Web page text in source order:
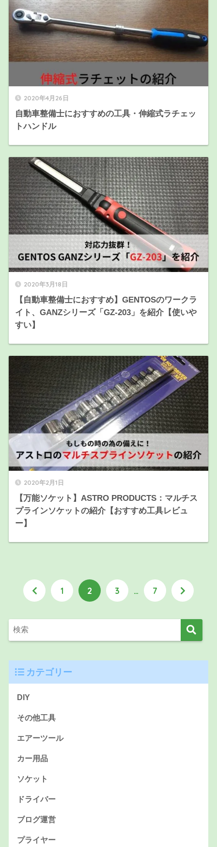
2020年4月26日
自動車整備士におすすめの工具・伸縮式ラチェッ
トハンドル
2020年3月18日
【自動車整備士におすすめ】GENTOSのワークラ
イト、GANZシリーズ「GZ-203」を紹介【使いや
すい】
2020年2月1日
【万能ソケット】ASTRO PRODUCTS：マルチス
プラインソケットの紹介【おすすめ工具レビュ
ー】
1 2 3 … 7
カテゴリー
DIY
その他工具
エアーツール
カー用品
ソケット
ドライバー
ブログ運営
プライヤー